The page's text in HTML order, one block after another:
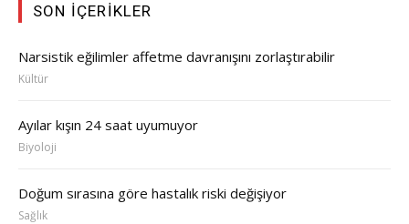
SON İÇERIKLER
Narsistik eğilimler affetme davranışını zorlaştırabilir
Kültür
Ayılar kışın 24 saat uyumuyor
Biyoloji
Doğum sırasına göre hastalık riski değişiyor
Sağlık